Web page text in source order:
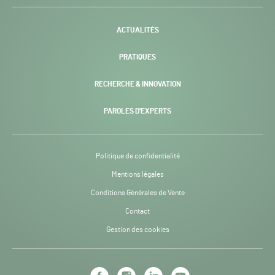
-
ACTUALITÉS
PRATIQUES
RECHERCHE & INNOVATION
PAROLES D’EXPERTS
Politique de confidentialité
Mentions légales
Conditions Générales de Vente
Contact
Gestion des cookies